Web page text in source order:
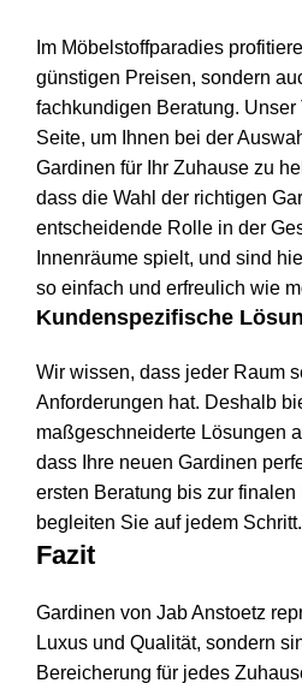
Im Möbelstoffparadies
günstigen Preisen, sondern
fachkundigen Beratung. Unser
Seite, um Ihnen bei der
Gardinen für Ihr Zuhause zu
dass die Wahl der richtigen
entscheidende Rolle in der
Innenräume spielt, und sind
so einfach und erfreulich wie
Kundenspezifische
Wir wissen, dass jeder Raum
Anforderungen hat. Deshalb
maßgeschneiderte Lösungen
dass Ihre neuen Gardinen
ersten Beratung bis zur
begleiten Sie auf jedem Schritt.
Fazit
Gardinen von Jab Anstoetz
Luxus und Qualität, sondern
Bereicherung für jedes